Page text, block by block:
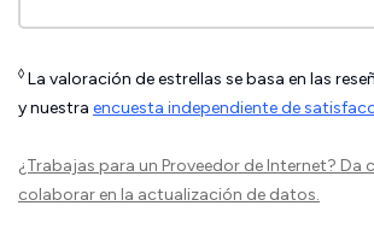
◊ La valoración de estrellas se basa en las
y nuestra encuesta independiente de
¿Trabajas para un Proveedor de Internet? Da
colaborar en la actualización de datos.